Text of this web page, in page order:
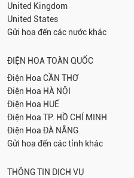
United Kingdom
United States
Gửi hoa đến các nước khác
ĐIỆN HOA TOÀN QUỐC
Điện Hoa CẦN THƠ
Điện Hoa HÀ NỘI
Điện Hoa HUẾ
Điện Hoa TP. HỒ CHÍ MINH
Điện Hoa ĐÀ NẴNG
Gửi hoa đến các tỉnh khác
THÔNG TIN DỊCH VỤ